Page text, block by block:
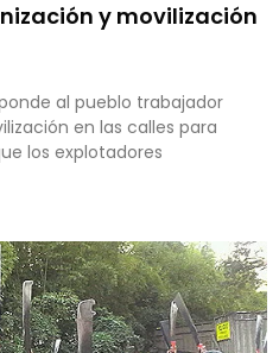
y movilización
al pueblo trabajador
en las calles para
los explotadores